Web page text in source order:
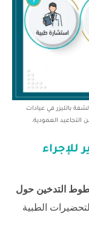
بالليزر في عيادات
التجاعيد العمودية.
للإجراء
التدخين حول
الطبية